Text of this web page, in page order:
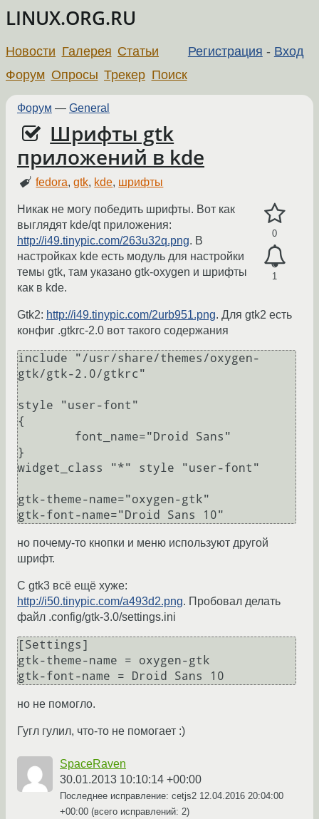
LINUX.ORG.RU
Регистрация - Вход
Новости Галерея Статьи
Форум Опросы Трекер Поиск
Форум — General
Шрифты gtk
приложений в kde
fedora,gtk, kde, шрифты
0
1
Никак не могу победить шрифты. Вот как
выглядят kde/qt приложения:
http://i49.tinypic.com/263u32q.png. В
настройках kde есть модуль для настройки
темы gtk, там указано gtk-oxygen и шрифты
как в kde.
Gtk2: http://i49.tinypic.com/2urb951.png. Для gtk2 есть
конфиг .gtkrc-2.0 вот такого содержания
include "/usr/share/themes/oxygen-
gtk/gtk-2.0/gtkrc"
style "user-font"
{
}
widget_class "*" style "user-font"
gtk-theme-name="oxygen-gtk"
но почему-то кнопки и меню используют другой
шрифт.
С gtk3 всё ещё хуже:
http://i50.tinypic.com/a493d2.png. Пробовал делать
файл .config/gtk-3.0/settings.ini
[Settings]
gtk-theme-name = oxygen-gtk
но не помогло.
Гугл гулил, что-то не помогает :)
SpaceRaven
30.01.2013 10:10:14 +00:00
Последнее исправление: cetjs2 12.04.2016 20:04:00
+00:00 (всего исправлений: 2)